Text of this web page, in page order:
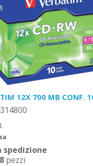
12X 700 MB CONF.
spedizione
8 pezzi